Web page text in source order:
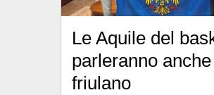
Le Aquile del
parleranno anche
friulano